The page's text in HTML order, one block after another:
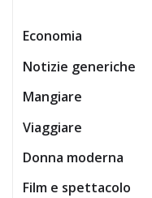
Economia
Notizie generiche
Mangiare
Viaggiare
Donna moderna
Film e spettacolo